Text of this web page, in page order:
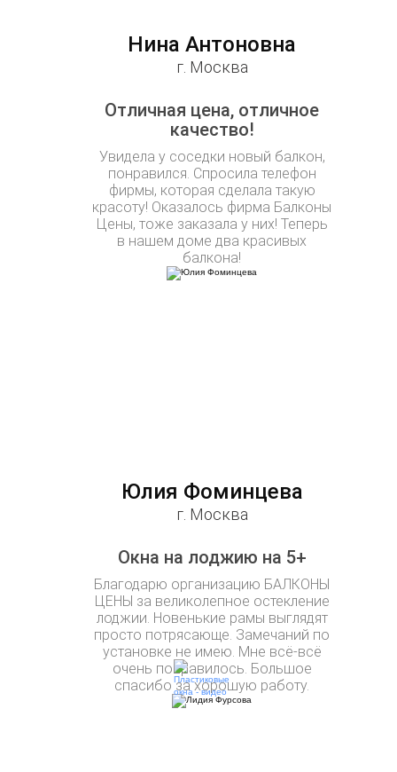
Нина Антоновна
г. Москва
Отличная цена, отличное
качество!
Увидела у соседки новый балкон,
понравился. Спросила телефон
фирмы, которая сделала такую
красоту! Оказалось фирма Балконы
Цены, тоже заказала у них! Теперь
в нашем доме два красивых
балкона!
Юлия Фоминцева
г. Москва
Окна на лоджию на 5+
Благодарю организацию БАЛКОНЫ
ЦЕНЫ за великолепное остекление
лоджии. Новенькие рамы выглядят
просто потрясающе. Замечаний по
установке не имею. Мне всё-всё
очень понравилось. Большое
спасибо за хорошую работу.